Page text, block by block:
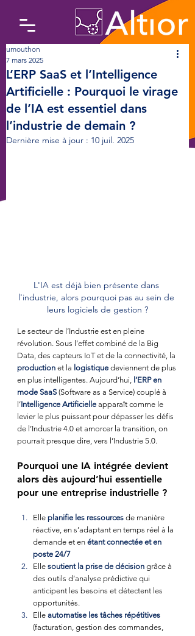
L’ERP SaaS et l’Intelligence
Artificielle : Pourquoi le virage
de l’IA est essentiel dans
l’industrie de demain ?
umouthon
7 mars 2025
Dernière mise à jour : 10 juil. 2025
L'IA est déjà bien présente dans
l'industrie, alors pourquoi pas au sein de
leurs logiciels de gestion ?
Le secteur de l’Industrie est en pleine
révolution. Sous l’effet combiné de la Big
Data, des capteurs IoT et de la connectivité, la
production et la logistique deviennent de plus
en plus intelligentes. Aujourd’hui, l’ERP en
mode SaaS (Software as a Service) couplé à
l’Intelligence Artificielle apparaît comme le
levier le plus puissant pour dépasser les défis
de l’Industrie 4.0 et amorcer la transition, on
pourrait presque dire, vers l’Industrie 5.0.
Pourquoi une IA intégrée devient
alors dès aujourd’hui essentielle
pour une entreprise industrielle ?
Elle planifie les ressources de manière
réactive, en s’adaptant en temps réel à la
demande et en étant connectée et en
poste 24/7
Elle soutient la prise de décision grâce à
des outils d’analyse prédictive qui
anticipent les besoins et détectent les
opportunités.
Elle automatise les tâches répétitives
(facturation, gestion des commandes,